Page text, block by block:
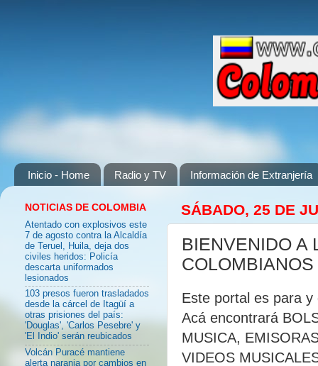
Inicio - Home Radio y TV Información de Extranjería
SÁBADO, 25 DE
BIENVENIDO A
Este portal es para
Acá encontrará
MUSICA,
VIDEOS
NOTICIAS DE COLOMBIA
Atentado con explosivos este
7 de agosto contra la Alcaldía
de Teruel, Huila, deja dos
civiles heridos: Policía
descarta uniformados
lesionados
103 presos fueron trasladados
desde la cárcel de Itagüí a
otras prisiones del país:
'Douglas', 'Carlos Pesebre' y
'El Indio' serán reubicados
Volcán Puracé mantiene
alerta naranja por cambios en